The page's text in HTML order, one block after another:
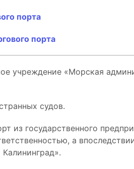
порта
порта
учреждение «Морская
судов.
из государственного
а